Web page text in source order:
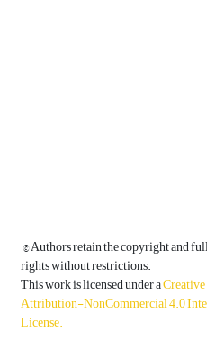
© Authors retain the copyright and
rights without restrictions.
This work is licensed under a
Attribution-NonCommercial 4.0
License.